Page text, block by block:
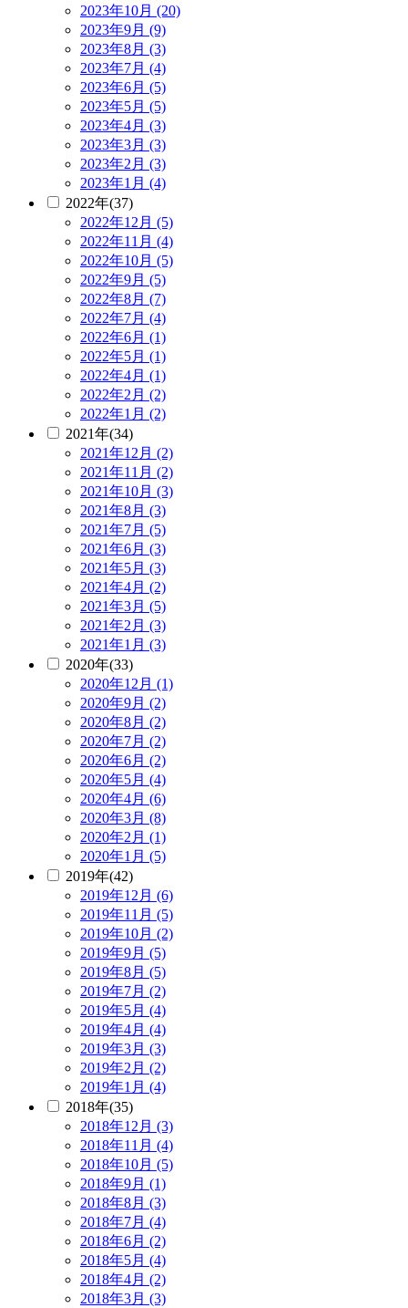
2023年10月 (20)
2023年9月 (9)
2023年8月 (3)
2023年7月 (4)
2023年6月 (5)
2023年5月 (5)
2023年4月 (3)
2023年3月 (3)
2023年2月 (3)
2023年1月 (4)
2022年(37)
2022年12月 (5)
2022年11月 (4)
2022年10月 (5)
2022年9月 (5)
2022年8月 (7)
2022年7月 (4)
2022年6月 (1)
2022年5月 (1)
2022年4月 (1)
2022年2月 (2)
2022年1月 (2)
2021年(34)
2021年12月 (2)
2021年11月 (2)
2021年10月 (3)
2021年8月 (3)
2021年7月 (5)
2021年6月 (3)
2021年5月 (3)
2021年4月 (2)
2021年3月 (5)
2021年2月 (3)
2021年1月 (3)
2020年(33)
2020年12月 (1)
2020年9月 (2)
2020年8月 (2)
2020年7月 (2)
2020年6月 (2)
2020年5月 (4)
2020年4月 (6)
2020年3月 (8)
2020年2月 (1)
2020年1月 (5)
2019年(42)
2019年12月 (6)
2019年11月 (5)
2019年10月 (2)
2019年9月 (5)
2019年8月 (5)
2019年7月 (2)
2019年5月 (4)
2019年4月 (4)
2019年3月 (3)
2019年2月 (2)
2019年1月 (4)
2018年(35)
2018年12月 (3)
2018年11月 (4)
2018年10月 (5)
2018年9月 (1)
2018年8月 (3)
2018年7月 (4)
2018年6月 (2)
2018年5月 (4)
2018年4月 (2)
2018年3月 (3)